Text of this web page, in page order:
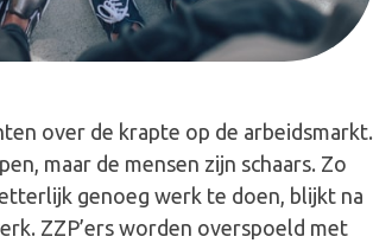
over de krapte op de arbeidsmarkt.
maar de mensen zijn schaars. Zo
genoeg werk te doen, blijkt na
ZZP’ers worden overspoeld met